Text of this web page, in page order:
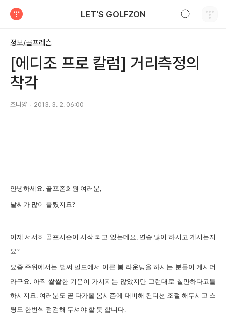
LET'S GOLFZON
정보/골프레슨
[에디조 프로 칼럼] 거리측정의
착각
조니양 2013. 3. 2. 06:00
안녕하세요. 골프존회원 여러분,
날씨가 많이 풀렸지요?
이제서서히 골프시즌이 시작 되고 있는데요, 연습 많이 하시고 계시는지
요?
요즘 주위에서는 벌써 필드에서 이른 봄 라운딩을 하시는 분들이 계시더
라구요. 아직 쌀쌀한 기운이 가시지는 않았지만 그런대로 칠만하다고들
하시지요. 여러분도 곧 다가올 봄시즌에 대비해 컨디션 조절 해두시고 스
윙도 한번씩 점검해 두셔야 할 듯 합니다.